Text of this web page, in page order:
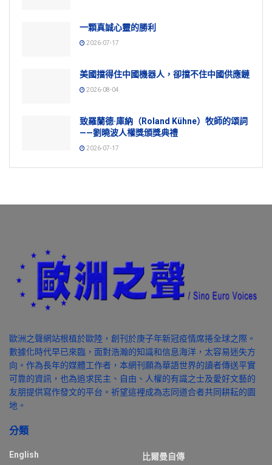
一顆真誠心靈的勝利
2026-07-17
美國擋得住中國機器人，卻擋不住中國供應鏈
2026-08-04
致羅蘭德·庫納（Roland Kühne）牧師的頌詞
——劉曉波人權獎頒獎典禮
2026-07-17
歐洲之聲網站根植於歐陸，創刊於庚子年新冠疫情席捲全球之際。
數據化時代早已來臨，面對浩瀚的知識和信息海洋，太容易迷失方
向。作為長年的媒體工作者，本網刊願為華語世界的讀者傳送平實
可靠的資訊，也為追求民主、自由、人權的有識之士及愛好文藝的
友朋提供寫作發文的平台。祈望這裡成為志同道合者共同耕耘的園
地。
分類
English
比爾曼自傳